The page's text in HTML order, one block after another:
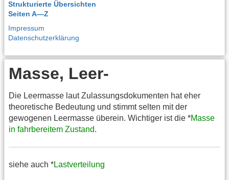
Strukturierte Übersichten
Seiten A—Z
Impressum
Datenschutzerklärung
Masse, Leer-
Die Leermasse laut Zulassungsdokumenten hat eher
theoretische Bedeutung und stimmt selten mit der
gewogenen Leermasse überein. Wichtiger ist die *Masse
in fahrbereitem Zustand.
siehe auch *Lastverteilung